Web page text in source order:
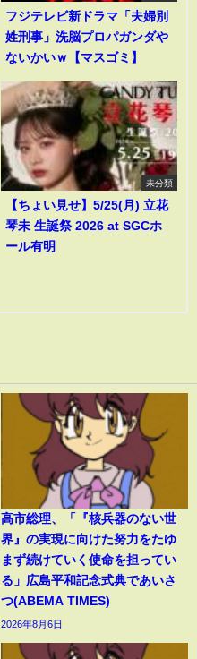
フジテレビ新ドラマ「夫婦別
姓刑事」洗脳プロパガンダや
ないかいｗ【マスゴミ】
未分類
【ちょい見せ】5/25(月) 立花
琴未 生誕祭 2026 at SGCホ
ール有明
高市総理、「『核兵器のない世
界』の実現に向けた努力をたゆ
まず続けていく使命を担ってい
る」広島平和記念式典であいさ
つ(ABEMA TIMES)
2026年8月6日